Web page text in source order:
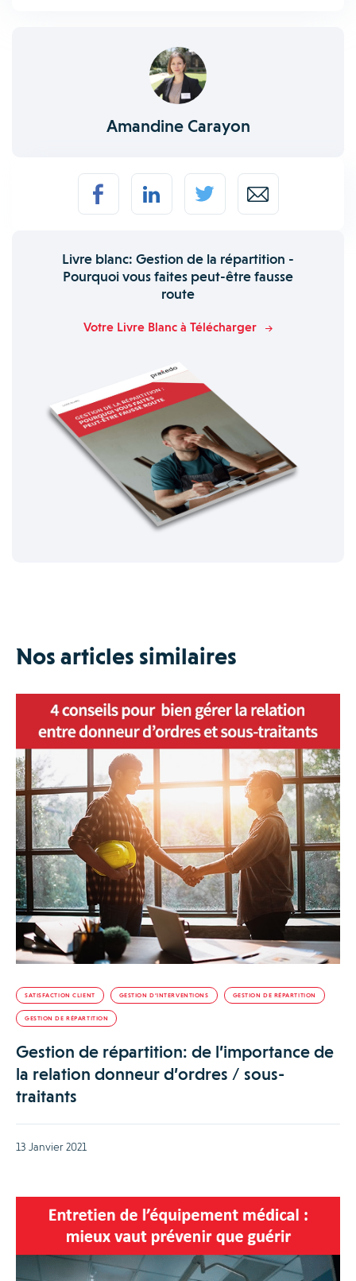
Amandine Carayon
Livre blanc: Gestion de la répartition -
Pourquoi vous faites peut-être fausse
route
Votre Livre Blanc à Télécharger
Nos articles similaires
SATISFACTION CLIENT GESTION D’INTERVENTIONS GESTION DE RÉPARTITION
GESTION DE RÉPARTITION
Gestion de répartition: de l’importance de
la relation donneur d’ordres / sous-
traitants
13 Janvier 2021